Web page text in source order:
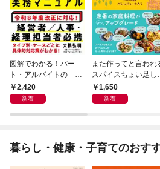
図解でわかる！パー
ト・アルバイトの「年
収の壁」実務マニュア
ル
2,420
新着
また作ってと言われ
スパイスちょい足し
品おうちレシピ
1,650
新着
暮らし・健康・子育てのおす